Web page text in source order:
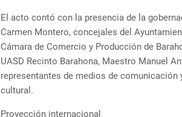
El acto contó con la presencia de la
Carmen Montero, concejales del
Cámara de Comercio y Producción de
UASD Recinto Barahona, Maestro Manuel
representantes de medios de
cultural.
Proyección internacional